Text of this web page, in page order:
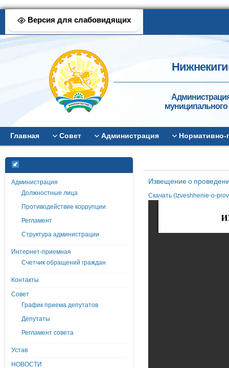
Версия для слабовидящих
муниципального
Главная Совет Администрация
Администрация
Должностные лица
Противодействие коррупции
Регламент
Структура администрации
Интернет-приемная
Счетчик обращений граждан
Контакты
Совет
График приема депутатов
Депутаты
Регламент совета
Устав
НОВОСТИ
Извещение о
Скачать (Izveshhenie-o-